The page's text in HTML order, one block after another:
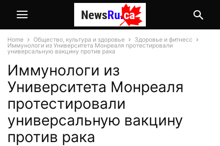
Home Общество, культура и здоровье
Здоровье и фитнесс
Иммунологи из Университета Монреаля протестировали
универсальную вакцину против рака
Иммунологи из
Университета Монреаля
протестировали
универсальную вакцину
против рака